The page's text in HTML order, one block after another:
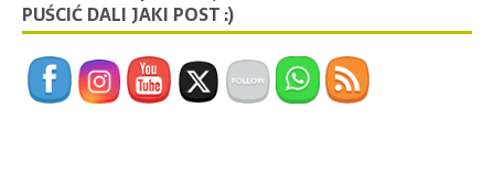
PUŚCIĆ DALI JAKI POST :)